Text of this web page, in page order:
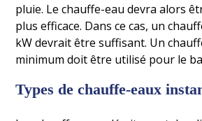
pluie. Le chauffe-eau devra alors
plus efficace. Dans ce cas, un
kW devrait être suffisant. Un
minimum doit être utilisé pour le
Types de chauffe-eaux